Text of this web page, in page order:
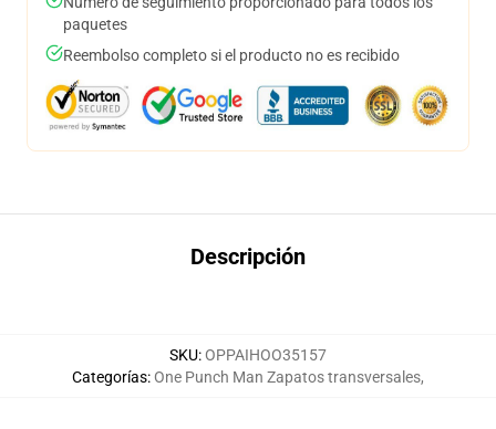
paquetes
Reembolso completo si el producto no es recibido
Descripción
SKU:OPPAIHOO35157
Categorías:One Punch Man Zapatos transversales,